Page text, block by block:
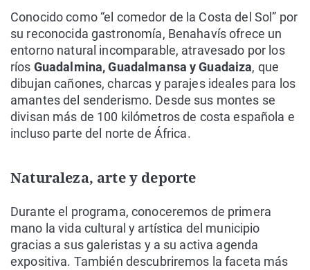
Conocido como “el comedor de la Costa del Sol” por
su reconocida gastronomía, Benahavís ofrece un
entorno natural incomparable, atravesado por los
ríos Guadalmina, Guadalmansa y Guadaiza, que
dibujan cañones, charcas y parajes ideales para los
amantes del senderismo. Desde sus montes se
divisan más de 100 kilómetros de costa española e
incluso parte del norte de África.
Naturaleza, arte y deporte
Durante el programa, conoceremos de primera
mano la vida cultural y artística del municipio
gracias a sus galeristas y a su activa agenda
expositiva. También descubriremos la faceta más